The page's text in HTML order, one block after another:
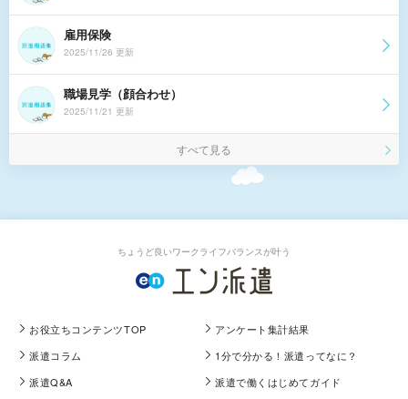
雇用保険
2025/11/26 更新
職場見学（顔合わせ）
2025/11/21 更新
すべて見る
ちょうど良いワークライフバランスが叶う
お役立ちコンテンツTOP
アンケート集計結果
派遣コラム
1分で分かる！派遣ってなに？
派遣Q&A
派遣で働くはじめてガイド